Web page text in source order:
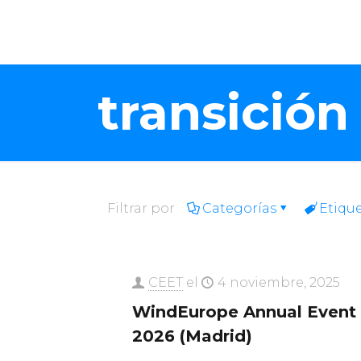
transición
Filtrar por Categorías
CEET el 4 noviembre, 2025
WindEurope Annual Event
2026 (Madrid)